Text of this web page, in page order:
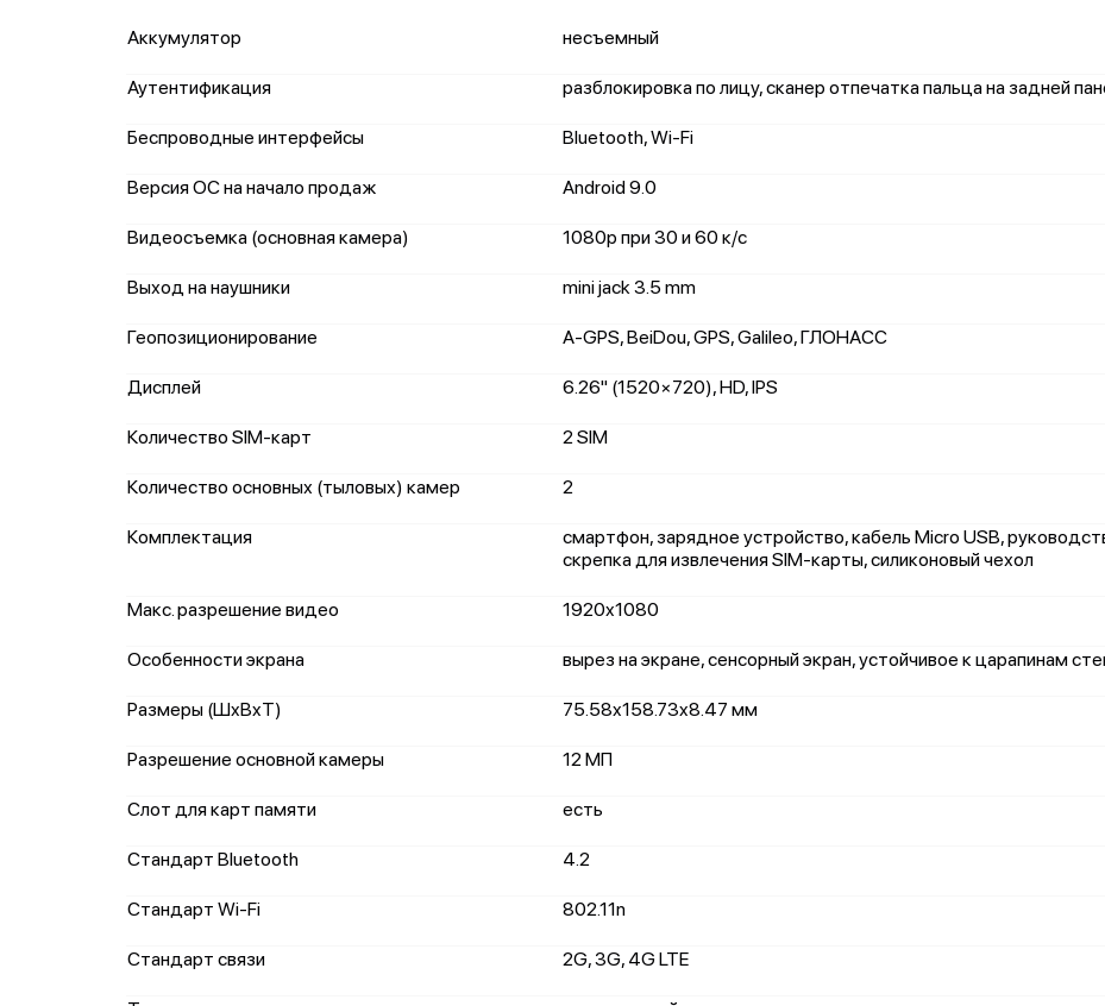
Аккумулятор несъемный
Аутентификация разблокировка по лицу, сканер отпечатка пальца на задней
Беспроводные интерфейсы Bluetooth, Wi-Fi
Версия ОС на начало продаж Android 9.0
Видеосъемка (основная камера) 1080p при 30 и 60 к/с
Выход на наушники mini jack 3.5 mm
Геопозиционирование A-GPS, BeiDou, GPS, Galileo, ГЛОНАСС
Дисплей 6.26" (1520×720), HD, IPS
Количество SIM-карт 2 SIM
Количество основных (тыловых) камер 2
Комплектация
смартфон, зарядное устройство, кабель Micro USB,
скрепка для извлечения SIM-карты, силиконовый чехол
Макс. разрешение видео 1920x1080
Особенности экрана вырез на экране, сенсорный экран, устойчивое к царапинам
Размеры (ШxВxТ) 75.58x158.73x8.47 мм
Разрешение основной камеры 12 МП
Слот для карт памяти есть
Стандарт Bluetooth 4.2
Стандарт Wi-Fi 802.11n
Стандарт связи 2G, 3G, 4G LTE